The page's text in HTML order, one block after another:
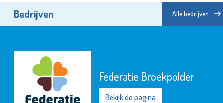
Bedrijven Alle bedrijven
Federatie Broekpolder
Bekijk de pagina